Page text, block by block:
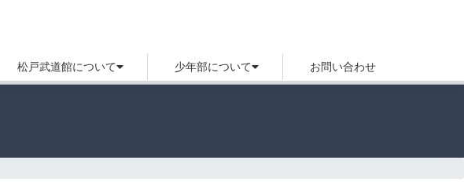
松戸武道館について 少年部について お問い合わせ